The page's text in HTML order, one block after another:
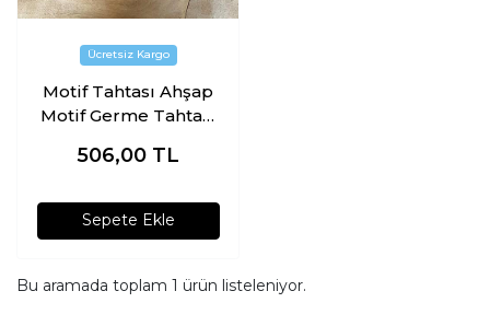
Motif Tahtası Ahşap
Motif Germe Tahtası
506,00 TL
Sepete Ekle
Bu aramada toplam 1 ürün listeleniyor.